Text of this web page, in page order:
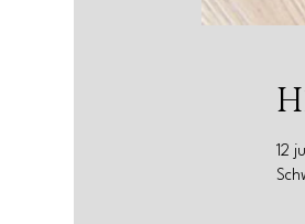
12